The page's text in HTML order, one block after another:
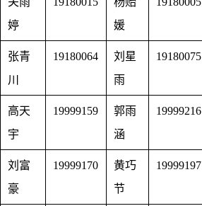
婷
媛
张青
川
19180064
刘星
雨
19180075
高天
宇
19999159
郭雨
涵
19999216
刘富
豪
19999170
黄巧
节
19999197